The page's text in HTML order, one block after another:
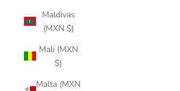
Maldivas
(MXN $)
Mali (MXN
$)
Malta (MXN